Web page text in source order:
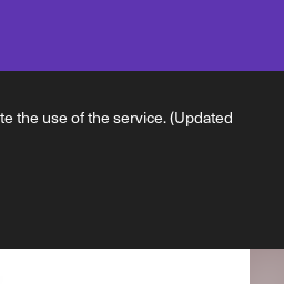
the use of the service. (Updated